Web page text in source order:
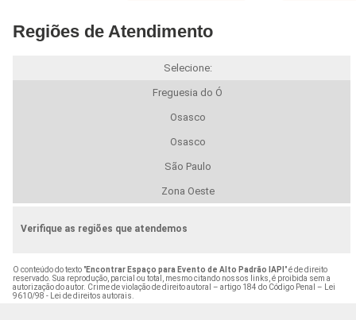
Regiões de Atendimento
Selecione:
Freguesia do Ó
Osasco
Osasco
São Paulo
Zona Oeste
Verifique as regiões que atendemos
O conteúdo do texto "Encontrar Espaço para Evento de Alto Padrão IAPI " é de direito
reservado. Sua reprodução, parcial ou total, mesmo citando nossos links, é proibida sem a
autorização do autor. Crime de violação de direito autoral – artigo 184 do Código Penal –
Lei
9610/98 - Lei de direitos autorais